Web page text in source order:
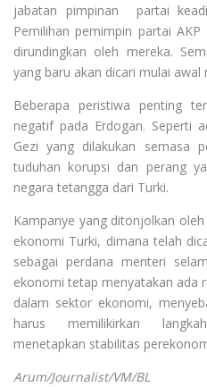
jabatan pimpinan partai
Pemilihan pemimpin partai
dirundingkan oleh mereka.
yang baru akan dicari mulai awal
Beberapa peristiwa penting
negatif pada Erdogan. Seperti
Gezi yang dilakukan semasa
tuduhan korupsi dan perang
negara tetangga dari Turki.
Kampanye yang ditonjolkan
ekonomi Turki, dimana telah
sebagai perdana menteri
ekonomi tetap menyatakan ada
dalam sektor ekonomi,
harus memilikirkan
menetapkan stabilitas
Arum/Journalist/VM/BL